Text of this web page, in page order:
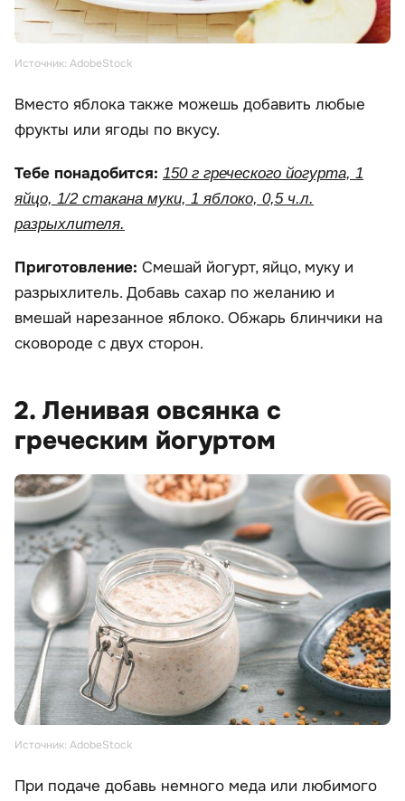
Источник: AdobeStock
Вместо яблока также можешь добавить любые
фрукты или ягоды по вкусу.
Тебе понадобится: 150 г греческого йогурта, 1
яйцо, 1/2 стакана муки, 1 яблоко, 0,5 ч.л.
разрыхлителя.
Приготовление: Смешай йогурт, яйцо, муку и
разрыхлитель. Добавь сахар по желанию и
вмешай нарезанное яблоко. Обжарь блинчики на
сковороде с двух сторон.
2. Ленивая овсянка с
греческим йогуртом
Источник: AdobeStock
При подаче добавь немного меда или любимого